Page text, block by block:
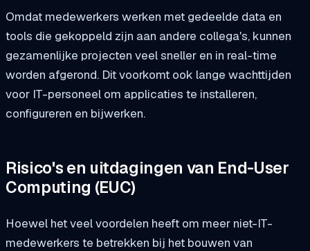
Omdat medewerkers werken met gedeelde data en
tools die gekoppeld zijn aan andere collega's, kunnen
gezamenlijke projecten veel sneller en in real-time
worden afgerond. Dit voorkomt ook lange wachttijden
voor IT-personeel om applicaties te installeren,
configureren en bijwerken.
Risico's en uitdagingen van End-User
Computing (EUC)
Hoewel het veel voordelen heeft om meer niet-IT-
medewerkers te betrekken bij het bouwen van